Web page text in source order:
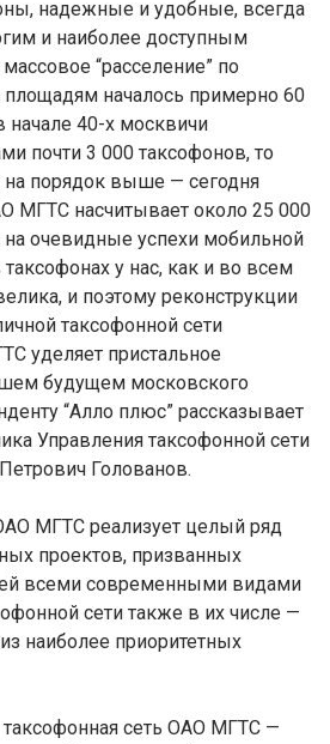
надежные и удобные, всегда
и наиболее доступным
“расселение” по
началось примерно 60
начале 40-х москвичи
почти 3 000 таксофонов, то
порядок выше — сегодня
МГТС насчитывает около 25 000
на очевидные успехи мобильной
таксофонах у нас, как и во всем
и поэтому реконструкции
таксофонной сети
уделяет пристальное
будущем московского
“Алло плюс” рассказывает
Управления таксофонной сети
Голованов.
МГТС реализует целый ряд
проектов, призванных
всеми современными видами
сети также в их числе —
наиболее приоритетных
сеть ОАО МГТС —